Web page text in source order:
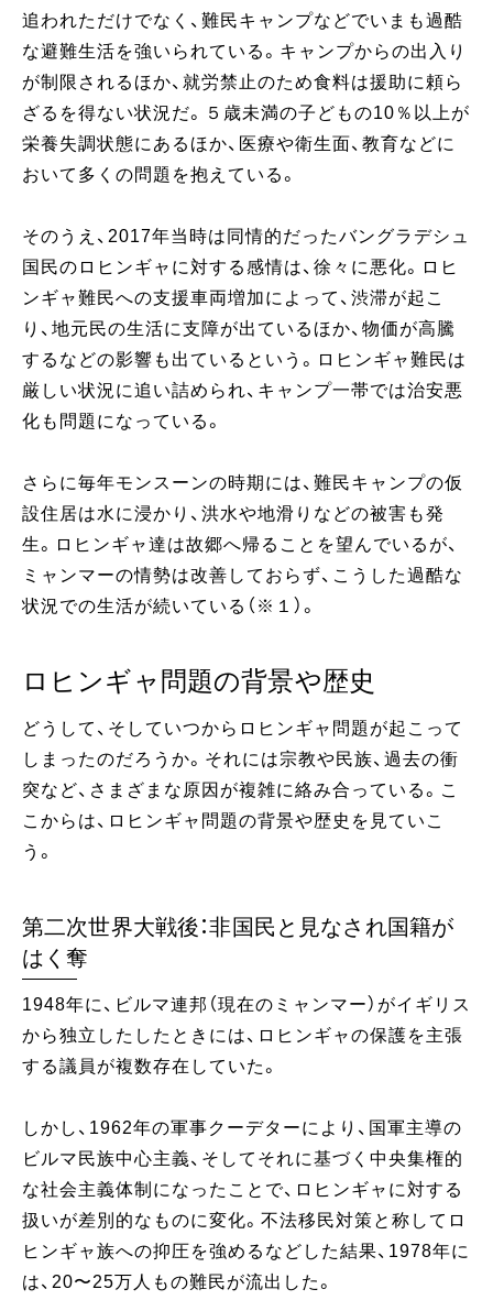
追われただけでなく、難民キャンプなどでいまも過酷
な避難生活を強いられている。キャンプからの出入り
が制限されるほか、就労禁止のため食料は援助に頼ら
ざるを得ない状況だ。５歳未満の子どもの10％以上が
栄養失調状態にあるほか、医療や衛生面、教育などに
おいて多くの問題を抱えている。
そのうえ、2017年当時は同情的だったバングラデシュ
国民のロヒンギャに対する感情は、徐々に悪化。ロヒ
ンギャ難民への支援車両増加によって、渋滞が起こ
り、地元民の生活に支障が出ているほか、物価が高騰
するなどの影響も出ているという。ロヒンギャ難民は
厳しい状況に追い詰められ、キャンプ一帯では治安悪
化も問題になっている。
さらに毎年モンスーンの時期には、難民キャンプの仮
設住居は水に浸かり、洪水や地滑りなどの被害も発
生。ロヒンギャ達は故郷へ帰ることを望んでいるが、
ミャンマーの情勢は改善しておらず、こうした過酷な
状況での生活が続いている（※１）。
ロヒンギャ問題の背景や歴史
どうして、そしていつからロヒンギャ問題が起こって
しまったのだろうか。それには宗教や民族、過去の衝
突など、さまざまな原因が複雑に絡み合っている。こ
こからは、ロヒンギャ問題の背景や歴史を見ていこ
う。
第二次世界大戦後：非国民と見なされ国籍が
はく奪
1948年に、ビルマ連邦（現在のミャンマー）がイギリス
から独立したしたときには、ロヒンギャの保護を主張
する議員が複数存在していた。
しかし、1962年の軍事クーデターにより、国軍主導の
ビルマ民族中心主義、そしてそれに基づく中央集権的
な社会主義体制になったことで、ロヒンギャに対する
扱いが差別的なものに変化。不法移民対策と称してロ
ヒンギャ族への抑圧を強めるなどした結果、1978年に
は、20〜25万人もの難民が流出した。